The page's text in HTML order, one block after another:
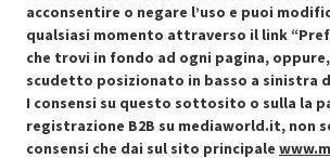
Condizioni generali di vendita
Cookie Policy
Preferenze cookie
acconsentire o negare l’uso e puoi
qualsiasi momento attraverso il link
che trovi in fondo ad ogni pagina,
scudetto posizionato in basso a sinistra
I consensi su questo sottosito o sulla la
registrazione B2B su mediaworld.it, non
consensi che dai sul sito principale